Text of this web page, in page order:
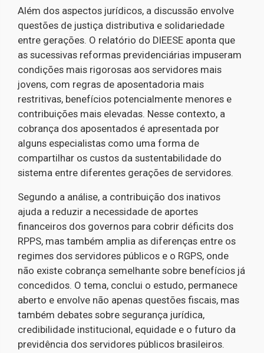
Além dos aspectos jurídicos, a discussão envolve
questões de justiça distributiva e solidariedade
entre gerações. O relatório do DIEESE aponta que
as sucessivas reformas previdenciárias impuseram
condições mais rigorosas aos servidores mais
jovens, com regras de aposentadoria mais
restritivas, benefícios potencialmente menores e
contribuições mais elevadas. Nesse contexto, a
cobrança dos aposentados é apresentada por
alguns especialistas como uma forma de
compartilhar os custos da sustentabilidade do
sistema entre diferentes gerações de servidores.
Segundo a análise, a contribuição dos inativos
ajuda a reduzir a necessidade de aportes
financeiros dos governos para cobrir déficits dos
RPPS, mas também amplia as diferenças entre os
regimes dos servidores públicos e o RGPS, onde
não existe cobrança semelhante sobre benefícios já
concedidos. O tema, conclui o estudo, permanece
aberto e envolve não apenas questões fiscais, mas
também debates sobre segurança jurídica,
credibilidade institucional, equidade e o futuro da
previdência dos servidores públicos brasileiros.